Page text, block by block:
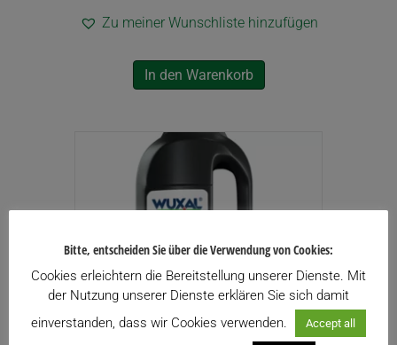
Zu meiner Wunschliste hinzufügen
In den Warenkorb
Bitte, entscheiden Sie über die Verwendung von Cookies:
Cookies erleichtern die Bereitstellung unserer Dienste. Mit
der Nutzung unserer Dienste erklären Sie sich damit
einverstanden, dass wir Cookies verwenden.
Accept all